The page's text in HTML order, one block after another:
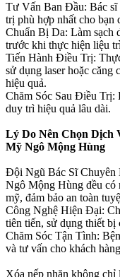
Tư Vấn Ban Đầu: Bác sĩ
trị phù hợp nhất cho bạn
Chuẩn Bị Da: Làm sạch
trước khi thực hiện liệu
Tiến Hành Điều Trị:
sử dụng laser hoặc căng
hiệu quả.
Chăm Sóc Sau Điều Trị:
duy trì hiệu quả lâu dài.
Lý Do Nên Chọn Dịch
Mỹ Ngô Mộng Hùng
Đội Ngũ Bác Sĩ Chuyên
Ngô Mộng Hùng đều có
mỹ, đảm bảo an toàn
Công Nghệ Hiện Đại:
tiên tiến, sử dụng thiết bị
Chăm Sóc Tận Tình:
và tư vấn cho khách
Xóa nếp nhăn không chỉ